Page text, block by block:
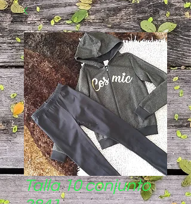
Talla 10 conjunto